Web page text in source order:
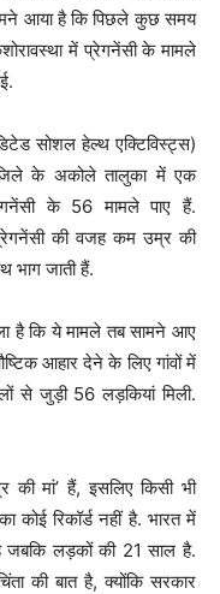
आया है कि पिछले कुछ समय
में प्रेगनेंसी के मामले
सोशल हेल्थ एक्टिविस्ट्स)
जिले के अकोले तालुका में एक
के 56 मामले पाए हैं.
की वजह कम उम्र की
भाग जाती हैं.
है कि ये मामले तब सामने आए
आहार देने के लिए गांवों में
से जुड़ी 56 लड़कियां मिली.
मां’ हैं, इसलिए किसी भी
कोई रिकॉर्ड नहीं है. भारत में
जबकि लड़कों की 21 साल है.
की बात है, क्योंकि सरकार